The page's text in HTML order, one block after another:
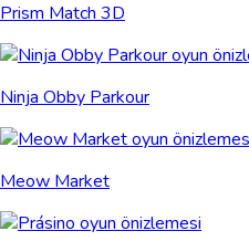
Prism Match 3D
Ninja Obby Parkour
Meow Market